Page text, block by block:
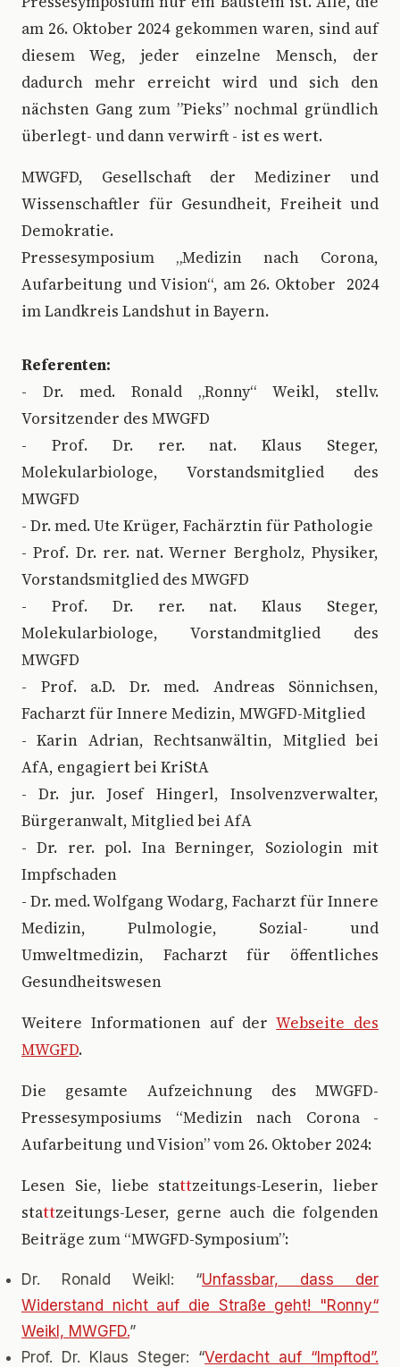
am 26. Oktober 2024 gekommen waren, sind auf
diesem Weg, jeder einzelne Mensch, der
dadurch mehr erreicht wird und sich den
nächsten Gang zum ”Pieks” nochmal gründlich
überlegt- und dann verwirft - ist es wert.
MWGFD, Gesellschaft der Mediziner und
Wissenschaftler für Gesundheit, Freiheit und
Demokratie.
Pressesymposium „Medizin nach Corona,
Aufarbeitung und Vision“, am 26. Oktober 2024
im Landkreis Landshut in Bayern.
Referenten:
- Dr. med. Ronald „Ronny“ Weikl, stellv.
Vorsitzender des MWGFD
- Prof. Dr. rer. nat. Klaus Steger,
Molekularbiologe, Vorstandsmitglied des
MWGFD
- Dr. med. Ute Krüger, Fachärztin für Pathologie
- Prof. Dr. rer. nat. Werner Bergholz, Physiker,
Vorstandsmitglied des MWGFD
- Prof. Dr. rer. nat. Klaus Steger,
Molekularbiologe, Vorstandmitglied des
MWGFD
- Prof. a.D. Dr. med. Andreas Sönnichsen,
Facharzt für Innere Medizin, MWGFD-Mitglied
- Karin Adrian, Rechtsanwältin, Mitglied bei
AfA, engagiert bei KriStA
- Dr. jur. Josef Hingerl, Insolvenzverwalter,
Bürgeranwalt, Mitglied bei AfA
- Dr. rer. pol. Ina Berninger, Soziologin mit
Impfschaden
- Dr. med. Wolfgang Wodarg, Facharzt für Innere
Medizin, Pulmologie, Sozial- und
Umweltmedizin, Facharzt für öffentliches
Gesundheitswesen
Weitere Informationen auf derWebseite des
MWGFD.
Die gesamte Aufzeichnung des MWGFD-
Pressesymposiums “Medizin nach Corona -
Aufarbeitung und Vision” vom 26. Oktober 2024:
Lesen Sie, liebe stattzeitungs-Leserin, lieber
stattzeitungs-Leser, gerne auch die folgenden
Beiträge zum “MWGFD-Symposium”:
Dr. Ronald Weikl: “Unfassbar, dass der
Widerstand nicht auf die Straße geht! "Ronny“
Weikl, MWGFD.”
Prof. Dr. Klaus Steger: “Verdacht auf “Impftod”.